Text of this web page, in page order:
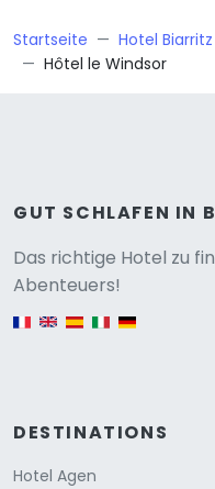
Startseite Hotel Biarritz
Hôtel le Windsor
GUT SCHLAFEN IN
Das richtige Hotel zu
Abenteuers!
English version
DESTINATIONS
Hotel Agen